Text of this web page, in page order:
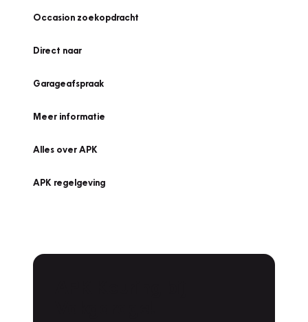
Occasion zoekopdracht
Direct naar
Garageafspraak
Meer informatie
Alles over APK
APK regelgeving